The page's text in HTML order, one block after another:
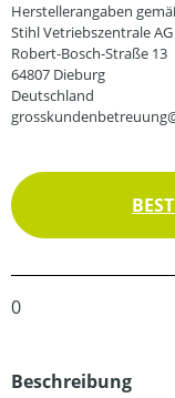
Herstellerangaben
Stihl Vetriebszentrale AG
Robert-Bosch-Straße 13
64807 Dieburg
Deutschland
0
Beschreibung